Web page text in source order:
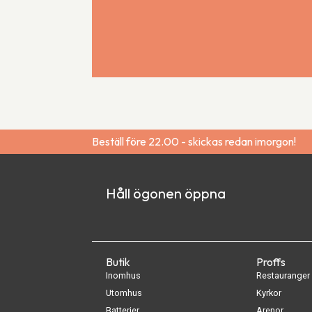
Beställ före 22.00 - skickas redan imorgon!
Håll ögonen öppna
Butik
Inomhus
Utomhus
Proffs
Restauranger
Kyrkor